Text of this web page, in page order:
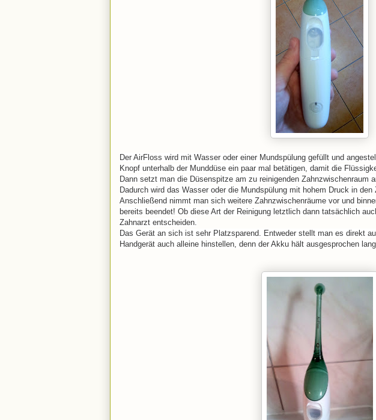
Der AirFloss wird mit Wasser oder einer Mundspülung gefüllt und
Knopf unterhalb der Munddüse ein paar mal betätigen, damit die
Dann setzt man die Düsenspitze am zu reinigenden Zahnzwischenraum
Dadurch wird das Wasser oder die Mundspülung mit hohem Druck in
Anschließend nimmt man sich weitere Zahnzwischenräume vor und b
bereits beendet! Ob diese Art der Reinigung letztlich dann tatsächlich
Zahnarzt entscheiden.
Das Gerät an sich ist sehr Platzsparend. Entweder stellt man es direkt
Handgerät auch alleine hinstellen, denn der Akku hält ausgesprochen